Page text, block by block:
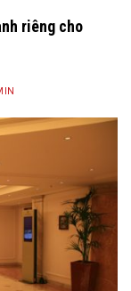
riêng cho